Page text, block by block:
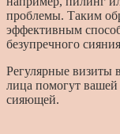
проблемы. Таким
эффективным
безупречного
Регулярные визиты
лица помогут вашей
сияющей.